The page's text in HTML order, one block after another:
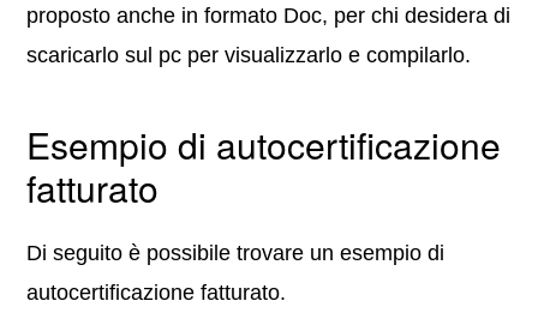
proposto anche in formato Doc, per chi desidera di
scaricarlo sul pc per visualizzarlo e compilarlo.
Esempio di autocertificazione
fatturato
Di seguito è possibile trovare un esempio di
autocertificazione fatturato.